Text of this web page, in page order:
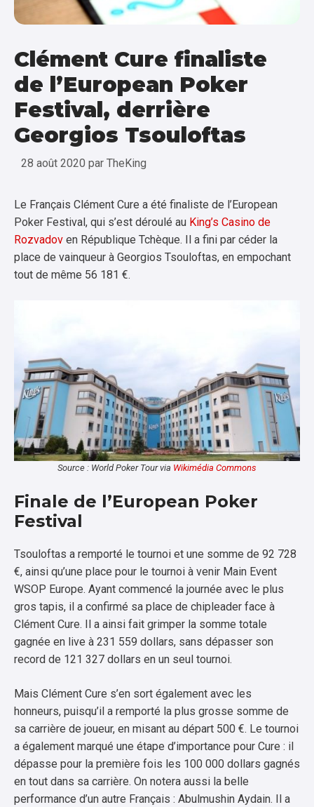
Clément Cure finaliste
de l’European Poker
Festival, derrière
Georgios Tsouloftas
28 août 2020 par TheKing
Le Français Clément Cure a été finaliste de l’European
Poker Festival, qui s’est déroulé au King’s Casino de
Rozvadov en République Tchèque. Il a fini par céder la
place de vainqueur à Georgios Tsouloftas, en empochant
tout de même 56 181 €.
Source : World Poker Tour via Wikimédia Commons
Finale de l’European Poker
Festival
Tsouloftas a remporté le tournoi et une somme de 92 728
€, ainsi qu’une place pour le tournoi à venir Main Event
WSOP Europe. Ayant commencé la journée avec le plus
gros tapis, il a confirmé sa place de chipleader face à
Clément Cure. Il a ainsi fait grimper la somme totale
gagnée en live à 231 559 dollars, sans dépasser son
record de 121 327 dollars en un seul tournoi.
Mais Clément Cure s’en sort également avec les
honneurs, puisqu’il a remporté la plus grosse somme de
sa carrière de joueur, en misant au départ 500 €. Le tournoi
a également marqué une étape d’importance pour Cure : il
dépasse pour la première fois les 100 000 dollars gagnés
en tout dans sa carrière. On notera aussi la belle
performance d’un autre Français : Abulmushin Aydain. Il a